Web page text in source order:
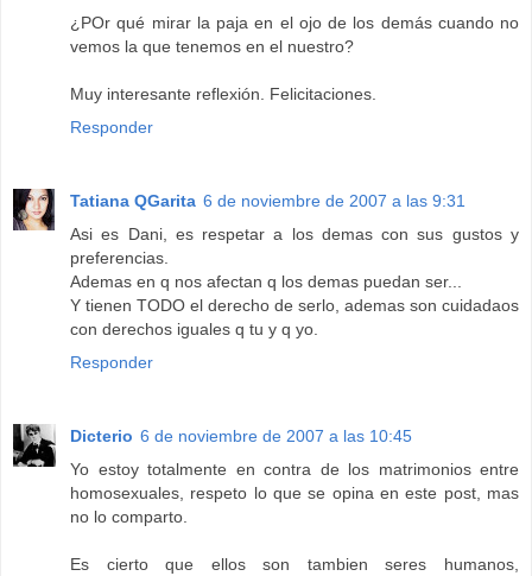
¿POr qué mirar la paja en el ojo de los demás cuando no
vemos la que tenemos en el nuestro?
Muy interesante reflexión. Felicitaciones.
Responder
Tatiana QGarita 6 de noviembre de 2007 a las 9:31
Asi es Dani, es respetar a los demas con sus gustos y
preferencias.
Ademas en q nos afectan q los demas puedan ser...
Y tienen TODO el derecho de serlo, ademas son cuidadaos
con derechos iguales q tu y q yo.
Responder
Dicterio 6 de noviembre de 2007 a las 10:45
Yo estoy totalmente en contra de los matrimonios entre
homosexuales, respeto lo que se opina en este post, mas
no lo comparto.
Es cierto que ellos son tambien seres humanos,